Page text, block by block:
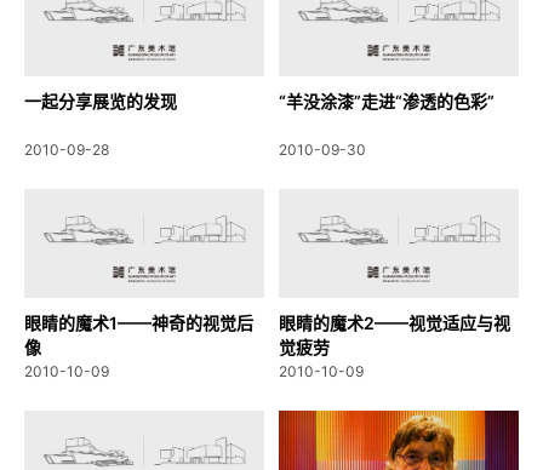
一起分享展览的发现
2010-09-28
“羊没涂漆”走进“渗透的色彩”
2010-09-30
眼睛的魔术1——神奇的视觉后
像
2010-10-09
眼睛的魔术2——视觉适应与视
觉疲劳
2010-10-09